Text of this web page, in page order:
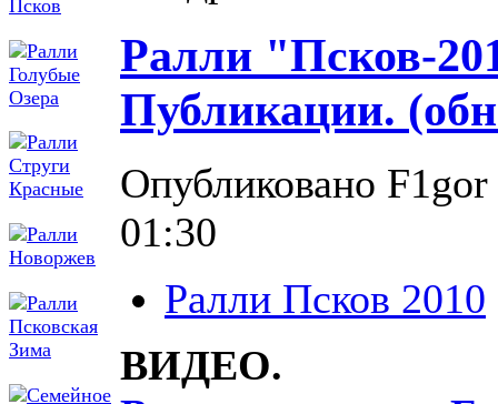
Ралли "Псков-
Публикации.
Опубликовано
01:30
Ралли Псков 2010
ВИДЕО.